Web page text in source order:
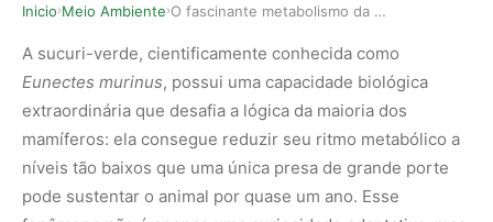
Inicio›Meio Ambiente› O fascinante metabolismo da sucuri-verde e como…
A sucuri-verde, cientificamente conhecida como
Eunectes murinus, possui uma capacidade biológica
extraordinária que desafia a lógica da maioria dos
mamíferos: ela consegue reduzir seu ritmo metabólico a
níveis tão baixos que uma única presa de grande porte
pode sustentar o animal por quase um ano. Esse